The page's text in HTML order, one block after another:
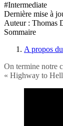
#Intermediate
Dernière mise à
Auteur : Thomas
Sommaire
A propos
On termine notre
« Highway to